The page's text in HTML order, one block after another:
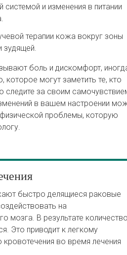
и изменения в питании
терапии кожа вокруг зоны
зудящей.
боль и дискомфорт,
могут заметить те, кто
следите за своим
в вашем настроении
проблемы, которую
быстро делящиеся раковые
на
мозга. В результате количество
Это приводит к легкому
во время лечения